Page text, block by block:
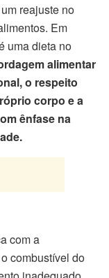
reajuste no
Em
uma dieta no
alimentar
o respeito
corpo e a
ênfase na
com a
combustível do